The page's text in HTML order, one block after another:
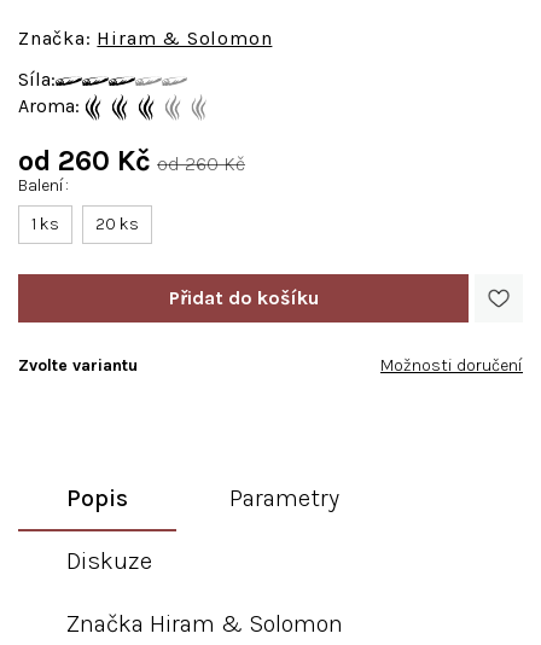
Balení
1 ks
20 ks
od 260 Kč
od 260 Kč
cena:
Zvolte variantu Možnosti doručení
Hiram & Solomon
produktu
0,0
z
hvězdiček.
Aroma:
Síla:
Popis Parametry
Diskuze
Značka Hiram & Solomon